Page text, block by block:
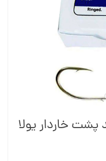
پشت خاردار یولا